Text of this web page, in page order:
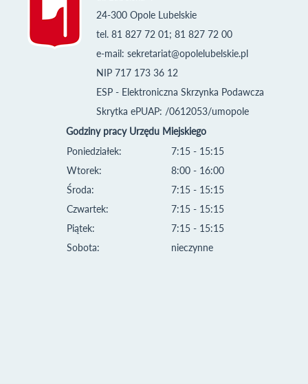
24-300 Opole Lubelskie
tel. 81 827 72 01; 81 827 72 00
e-mail: sekretariat@opolelubelskie.pl
NIP 717 173 36 12
ESP - Elektroniczna Skrzynka Podawcza
Skrytka ePUAP: /0612053/umopole
Godziny pracy Urzędu Miejskiego
Poniedziałek:
Wtorek:
Środa:
Czwartek:
Piątek:
Sobota:
7:15 - 15:15
8:00 - 16:00
7:15 - 15:15
7:15 - 15:15
7:15 - 15:15
nieczynne